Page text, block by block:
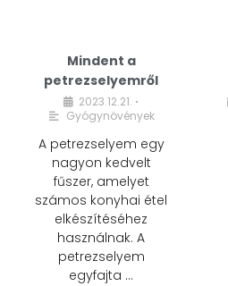
Mindent a
petrezselyemről
2023.12.21. •
Gyógynövények
A petrezselyem egy
nagyon kedvelt
fűszer, amelyet
számos konyhai étel
elkészítéséhez
használnak. A
petrezselyem
egyfajta …